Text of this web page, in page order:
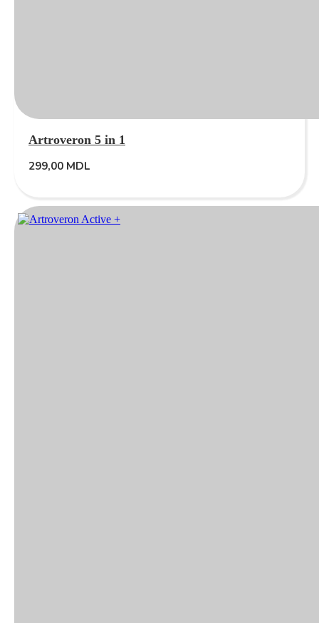
Artroveron 5 in 1
299,00 MDL